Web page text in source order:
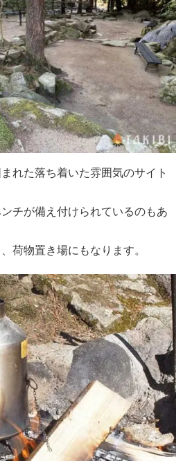
れた落ち着いた雰囲気のサイト
チが備え付けられているのもあ
荷物置き場にもなります。